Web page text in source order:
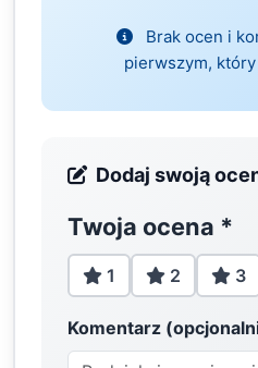
Brak ocen i
pierwszym,
Dodaj swoją
Twoja ocena *
1 2 3
Komentarz